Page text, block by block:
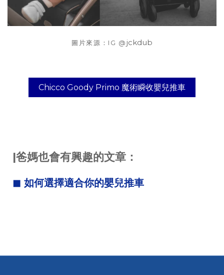
圖片來源：IG @ jckdub
Chicco Goody Primo 魔術瞬收嬰兒推車
|爸媽也會有興趣的文章：
◼ 如何選擇適合你的嬰兒推車